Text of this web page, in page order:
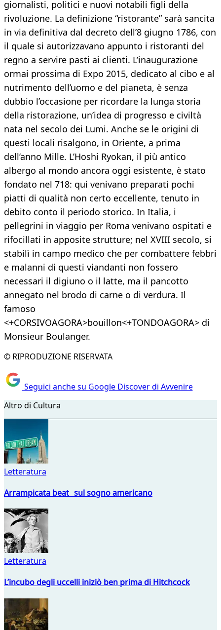
giornalisti, politici e nuovi notabili figli della
rivoluzione. La definizione “ristorante” sarà sancita
in via definitiva dal decreto dell’8 giugno 1786, con
il quale si autorizzavano appunto i ristoranti del
regno a servire pasti ai clienti. L’inaugurazione
ormai prossima di Expo 2015, dedicato al cibo e al
nutrimento dell’uomo e del pianeta, è senza
dubbio l’occasione per ricordare la lunga storia
della ristorazione, un’idea di progresso e civiltà
nata nel secolo dei Lumi. Anche se le origini di
questi locali risalgono, in Oriente, a prima
dell’anno Mille. L’Hoshi Ryokan, il più antico
albergo al mondo ancora oggi esistente, è stato
fondato nel 718: qui venivano preparati pochi
piatti di qualità non certo eccellente, tenuto in
debito conto il periodo storico. In Italia, i
pellegrini in viaggio per Roma venivano ospitati e
rifocillati in apposite strutture; nel XVIII secolo, si
stabilì in campo medico che per combattere febbri
e malanni di questi viandanti non fossero
necessari il digiuno o il latte, ma il pancotto
annegato nel brodo di carne o di verdura. Il
famoso
<+CORSIVOAGORA>bouillon<+TONDOAGORA> di
Monsieur Boulanger.
© RIPRODUZIONE RISERVATA
Seguici anche su Google Discover di Avvenire
Altro di Cultura
Letteratura
Arrampicata beat sul sogno americano
Letteratura
L’incubo degli uccelli iniziò ben prima di Hitchcock